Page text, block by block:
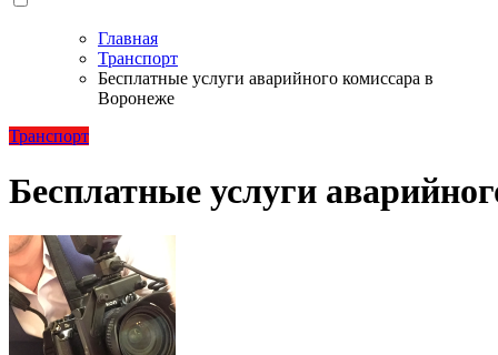
Главная
Транспорт
Бесплатные услуги аварийного комиссара в
Воронеже
Транспорт
Бесплатные услуги